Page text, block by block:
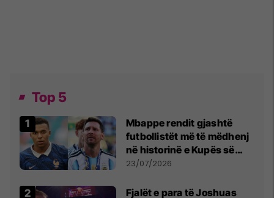
Top 5
Mbappe rendit gjashtë
futbollistët më të mëdhenj
në historinë e Kupës së
Botës, Messi mbetet i dyti
23/07/2026
Fjalët e para të Joshuas